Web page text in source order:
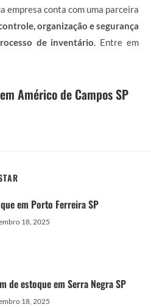
empresa conta com uma parceira
organização e segurança
de inventário . Entre em
Américo de Campos SP
em Porto Ferreira SP
18, 2025
de estoque em Serra Negra SP
18, 2025